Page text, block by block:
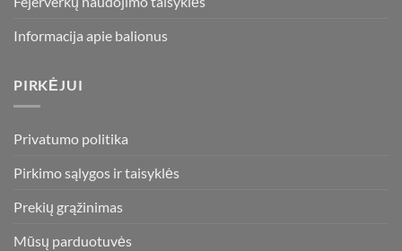
Informacija apie balionus
PIRKĖJUI
Privatumo politika
Pirkimo sąlygos ir taisyklės
Prekių grąžinimas
Mūsų parduotuvės